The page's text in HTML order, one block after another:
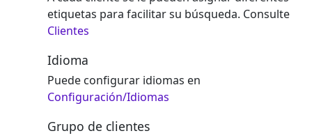
etiquetas para facilitar su búsqueda. Consulte
Clientes
Idioma
Puede configurar idiomas en
Configuración/Idiomas
Grupo de clientes